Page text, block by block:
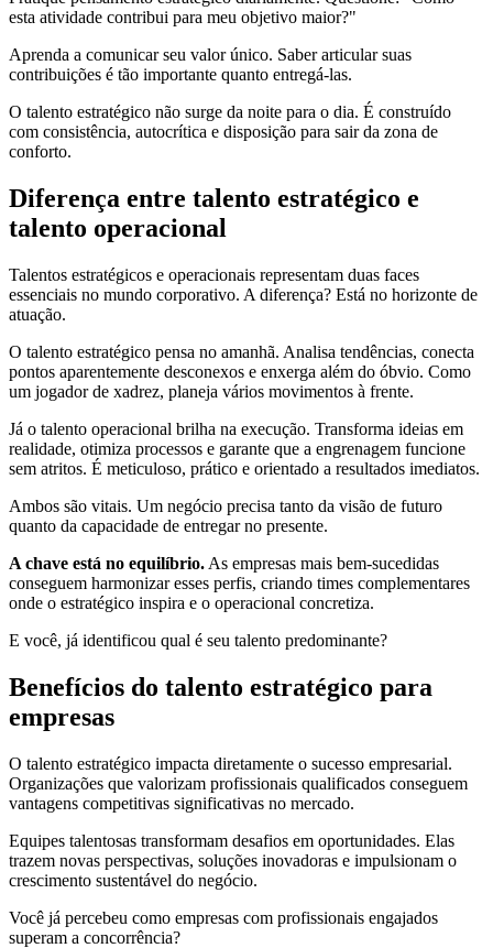
esta atividade contribui para meu objetivo maior?"
Aprenda a comunicar seu valor único. Saber articular suas
contribuições é tão importante quanto entregá-las.
O talento estratégico não surge da noite para o dia. É construído
com consistência, autocrítica e disposição para sair da zona de
conforto.
Diferença entre talento estratégico e
talento operacional
Talentos estratégicos e operacionais representam duas faces
essenciais no mundo corporativo. A diferença? Está no horizonte de
atuação.
O talento estratégico pensa no amanhã. Analisa tendências, conecta
pontos aparentemente desconexos e enxerga além do óbvio. Como
um jogador de xadrez, planeja vários movimentos à frente.
Já o talento operacional brilha na execução. Transforma ideias em
realidade, otimiza processos e garante que a engrenagem funcione
sem atritos. É meticuloso, prático e orientado a resultados imediatos.
Ambos são vitais. Um negócio precisa tanto da visão de futuro
quanto da capacidade de entregar no presente.
A chave está no equilíbrio. As empresas mais bem-sucedidas
conseguem harmonizar esses perfis, criando times complementares
onde o estratégico inspira e o operacional concretiza.
E você, já identificou qual é seu talento predominante?
Benefícios do talento estratégico para
empresas
O talento estratégico impacta diretamente o sucesso empresarial.
Organizações que valorizam profissionais qualificados conseguem
vantagens competitivas significativas no mercado.
Equipes talentosas transformam desafios em oportunidades. Elas
trazem novas perspectivas, soluções inovadoras e impulsionam o
crescimento sustentável do negócio.
Você já percebeu como empresas com profissionais engajados
superam a concorrência?